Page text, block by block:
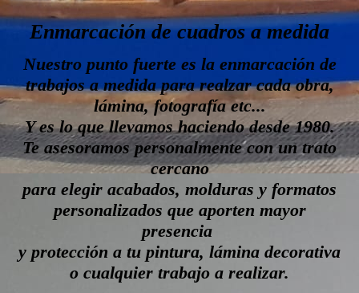
Enmarcación de cuadros a medida
Nuestro punto fuerte es la enmarcación de
trabajos a medida para realzar cada obra,
lámina, fotografía etc...
Y es lo que llevamos haciendo desde 1980.
Te asesoramos personalmente con un trato
cercano
para elegir acabados, molduras y formatos
personalizados que aporten mayor
presencia
y protección a tu pintura, lámina decorativa
o cualquier trabajo a realizar.